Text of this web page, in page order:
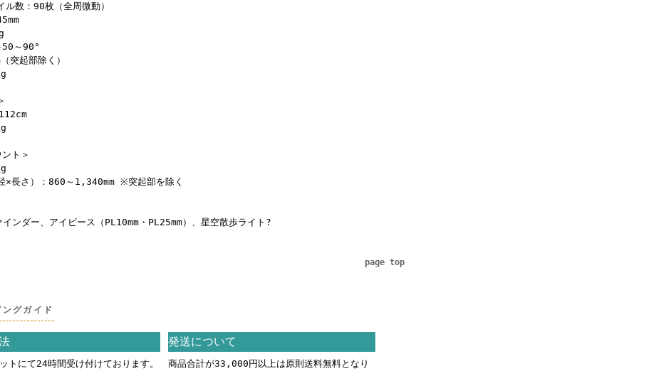
ル数：90枚（全周微動）
～90°
突起部除く）
ト＞
×長さ）：860～1,340mm ※突起部を除く
インダー、アイピース（PL10mm・PL25mm）、星空散歩ライト?
page top
グガイド
トにて24時間受け付けております。
発送について
商品合計が33,000円以上は原則送料無料となり